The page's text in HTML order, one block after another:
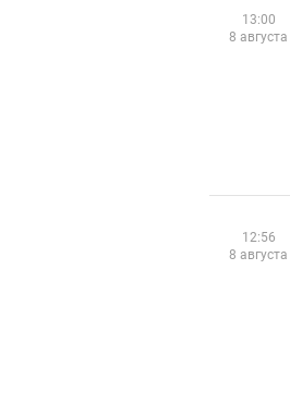
13:00
8 августа
12:56
8 августа